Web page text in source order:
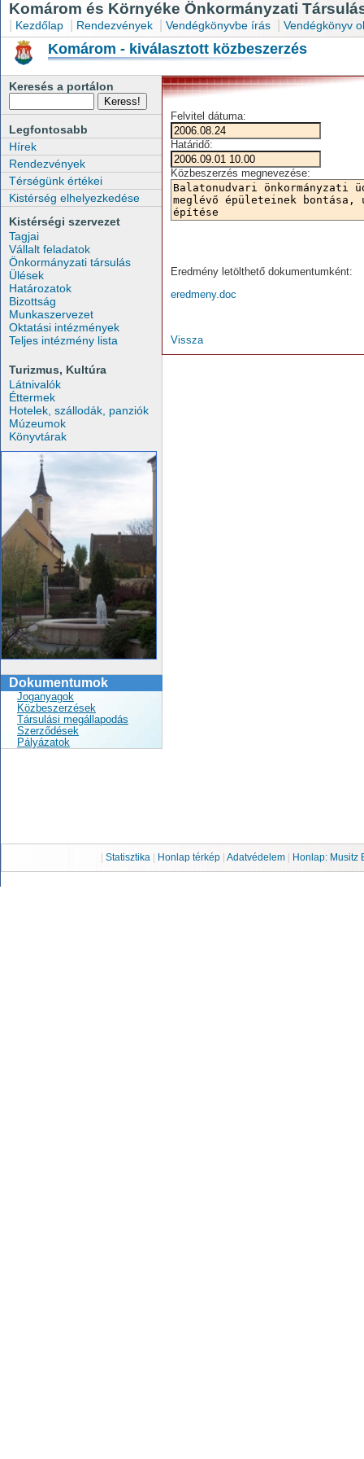
Komárom és Környéke Önkormányzati
Kezdőlap Rendezvények Vendégkönyvbe írás Vendégkönyv
Komárom - kiválasztott közbeszerzés
Keresés a portálon
Legfontosabb
Hírek
Rendezvények
Térségünk értékei
Kistérség elhelyezkedése
Kistérségi szervezet
Tagjai
Vállalt feladatok
Önkormányzati társulás
Ülések
Határozatok
Bizottság
Munkaszervezet
Oktatási intézmények
Teljes intézmény lista
Turizmus, Kultúra
Látnivalók
Éttermek
Hotelek, szállodák, panziók
Múzeumok
Könyvtárak
Dokumentumok
Joganyagok
Közbeszerzések
Társulási megállapodás
Szerződések
Pályázatok
Felvitel dátuma:
Határidő:
Közbeszerzés megnevezése:
Eredmény letölthető dokumentumként:
eredmeny.doc
Vissza
Statisztika Honlap térkép Adatvédelem| Honlap: Musitz